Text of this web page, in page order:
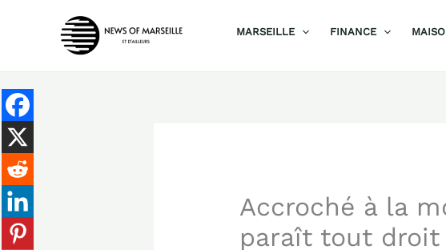
MARSEILLE FINANCE
Accroché à la
paraît tout droit